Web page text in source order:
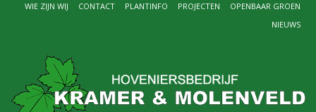
OPENBAAR GROEN
PROJECTEN
PLANTINFO
CONTACT
WIE ZIJN WIJ
NIEUWS